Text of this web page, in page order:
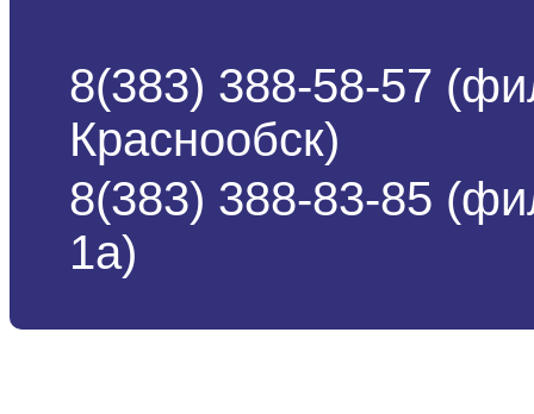
8(383) 388-58-57
Краснообск)
8(383) 388-83-85
1а)